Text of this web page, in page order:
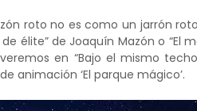
roto no es como un jarrón
élite” de Joaquín Mazón o “El
en “Bajo el mismo
animación ‘El parque mágico’.